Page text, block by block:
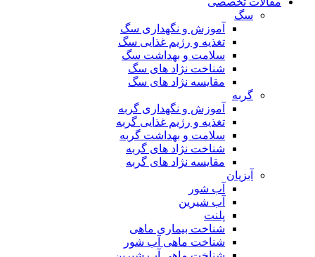
سگ
آموزش و نگهداری سگ
تغذیه و رژیم غذایی سگ
سلامت و بهداشت سگ
شناخت نژاد های سگ
مقایسه نژاد های سگ
گربه
آموزش و نگهداری گربه
تغذیه و رژیم غذایی گربه
سلامت و بهداشت گربه
شناخت نژاد های گربه
مقایسه نژاد های گربه
آبزیان
آب شور
آب شیرین
پلنت
شناخت بیماری ماهی
شناخت ماهی آب شور